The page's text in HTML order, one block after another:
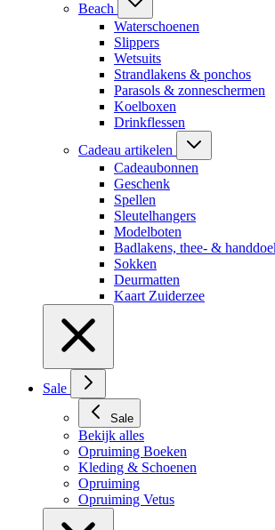
Beach
Waterschoenen
Slippers
Wetsuits
Strandlakens & ponchos
Parasols & zonneschermen
Koelboxen
Drinkflessen
Cadeau artikelen
Cadeaubonnen
Geschenk
Spellen
Sleutelhangers
Modelboten
Badlakens, thee- &
Sokken
Deurmatten
Kaart Zuiderzee
Sale
Sale
Bekijk alles
Opruiming Boeken
Kleding & Schoenen
Opruiming
Opruiming Vetus